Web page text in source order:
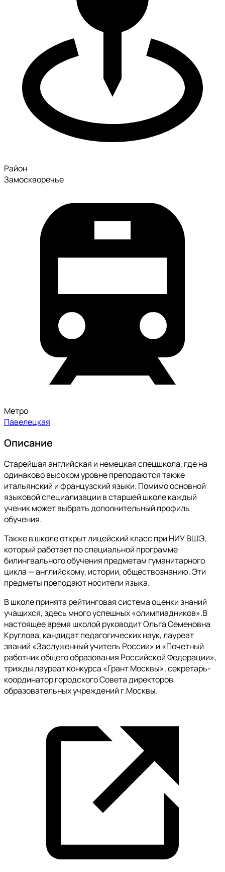
Район
Замоскворечье
Метро
Павелецкая
Описание
Старейшая английская и немецкая спецшкола, где на
одинаково высоком уровне преподаются также
итальянский и французский языки. Помимо основной
языковой специализации в старшей школе каждый
ученик может выбрать дополнительный профиль
обучения.
Также в школе открыт лицейский класс при НИУ ВШЭ,
который работает по специальной программе
билингвального обучения предметам гуманитарного
цикла — английскому, истории, обществознанию. Эти
предметы преподают носители языка.
В школе принята рейтинговая система оценки знаний
учащихся, здесь много успешных «олимпиадников».В
настоящее время школой руководит Ольга Семеновна
Круглова, кандидат педагогических наук, лауреат
званий «Заслуженный учитель России» и «Почетный
работник общего образования Российской Федерации»,
трижды лауреат конкурса «Грант Москвы», секретарь-
координатор городского Совета директоров
образовательных учреждений г.Москвы.